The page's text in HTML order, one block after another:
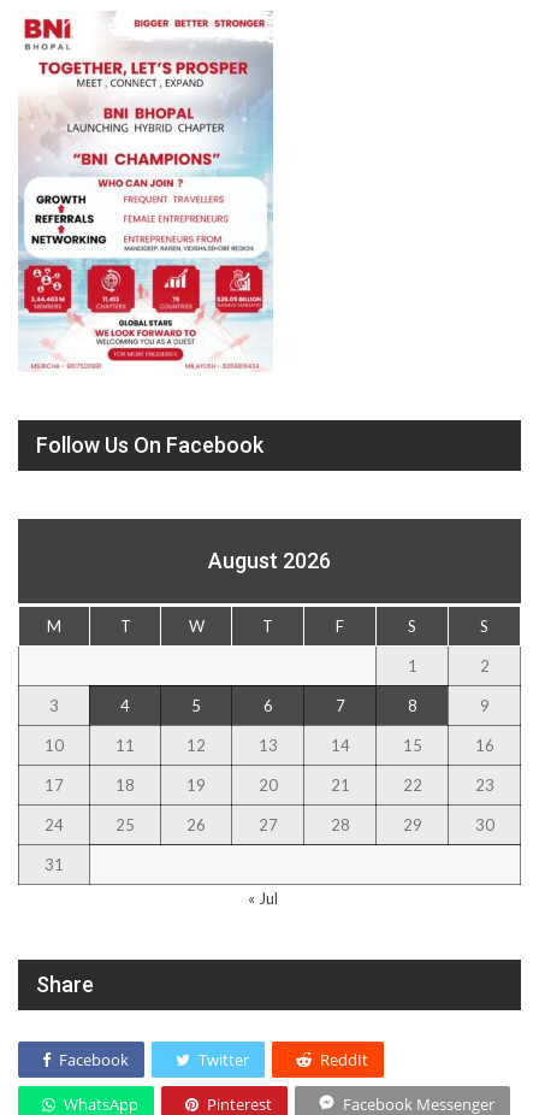
Follow Us On Facebook
August 2026
M T W T F S S
1 2
3 4 5 6 7 8 9
10 11 12 13 14 15 16
17 18 19 20 21 22 23
24 25 26 27 28 29 30
31
« Jul
Share
Facebook Twitter ReddIt
WhatsApp Pinterest Facebook Messenger